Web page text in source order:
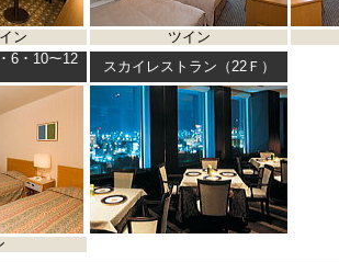
ン ツイン
6・10～12
スカイレストラン（22Ｆ）